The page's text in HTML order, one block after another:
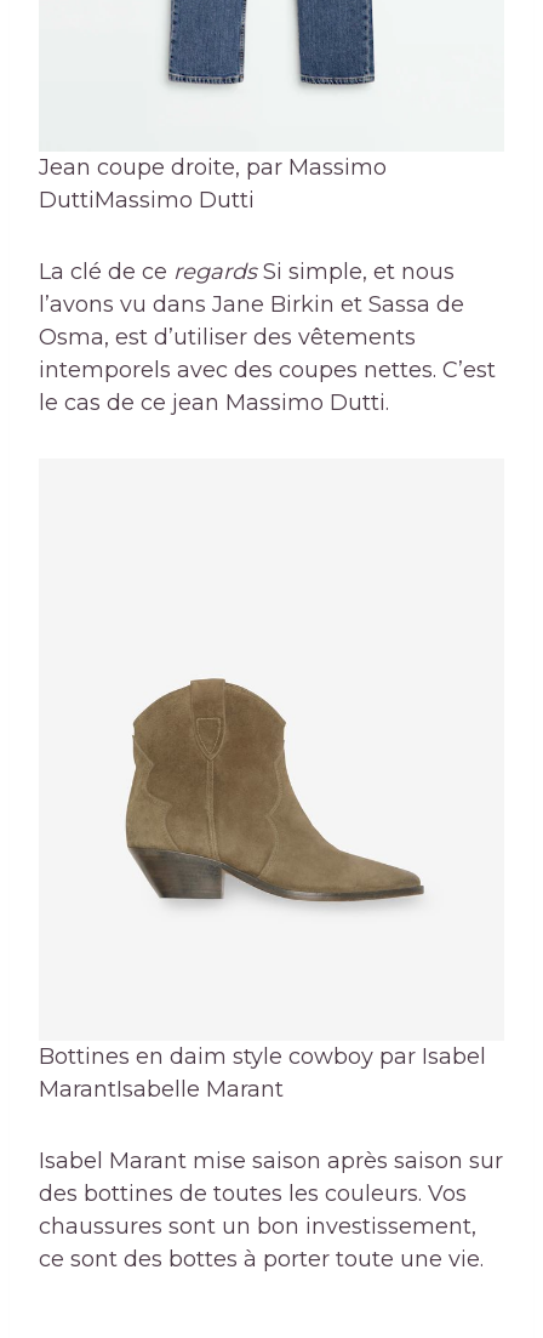
Jean coupe droite, par Massimo
DuttiMassimo Dutti
La clé de ce regardsSi simple, et nous
l’avons vu dans Jane Birkin et Sassa de
Osma, est d’utiliser des vêtements
intemporels avec des coupes nettes. C’est
le cas de ce jean Massimo Dutti.
Bottines en daim style cowboy par Isabel
MarantIsabelle Marant
Isabel Marant mise saison après saison sur
des bottines de toutes les couleurs. Vos
chaussures sont un bon investissement,
ce sont des bottes à porter toute une vie.